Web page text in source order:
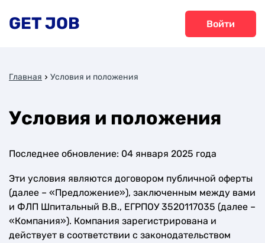
GET JOB Войти
Главная Условия и положения
Условия и положения
Последнее обновление: 04 января 2025 года
Эти условия являются договором публичной оферты
(далее – «Предложение»), заключенным между вами
и ФЛП Шпитальный В.В., ЕГРПОУ 3520117035 (далее –
«Компания»). Компания зарегистрирована и
действует в соответствии с законодательством